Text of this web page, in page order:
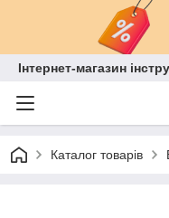
Інтернет-магазин
Каталог товарів